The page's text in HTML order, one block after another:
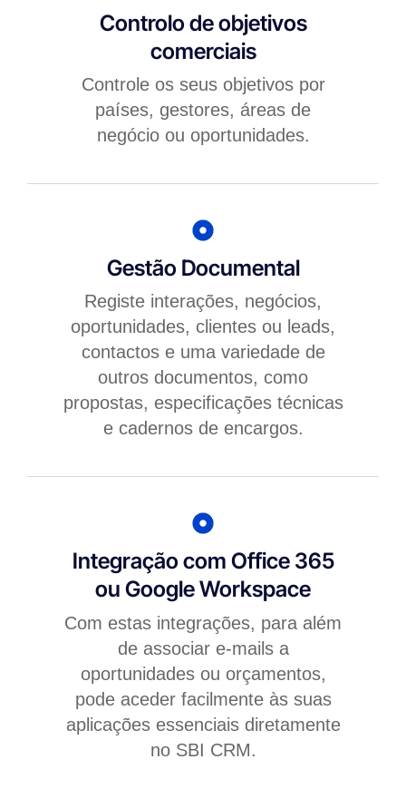
Controlo de objetivos
comerciais
Controle os seus objetivos por
países, gestores, áreas de
negócio ou oportunidades.
Gestão Documental
Registe interações, negócios,
oportunidades, clientes ou leads,
contactos e uma variedade de
outros documentos, como
propostas, especificações técnicas
e cadernos de encargos.
Integração com Office 365
ou Google Workspace
Com estas integrações, para além
de associar e-mails a
oportunidades ou orçamentos,
pode aceder facilmente às suas
aplicações essenciais diretamente
no SBI CRM.